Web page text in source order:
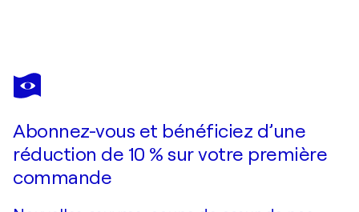
Abonnez-vous et bénéficiez d’une
réduction de 10 % sur votre première
commande